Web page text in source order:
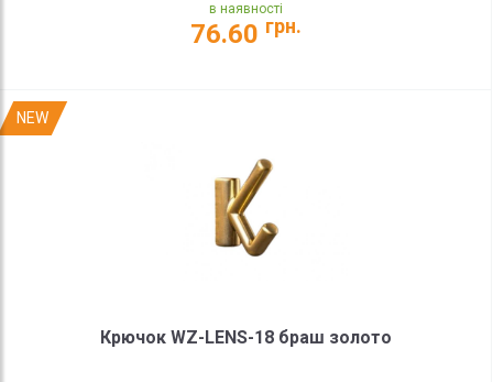
в наявності
76.60 грн.
NEW
Крючок WZ-LENS-18 браш золото